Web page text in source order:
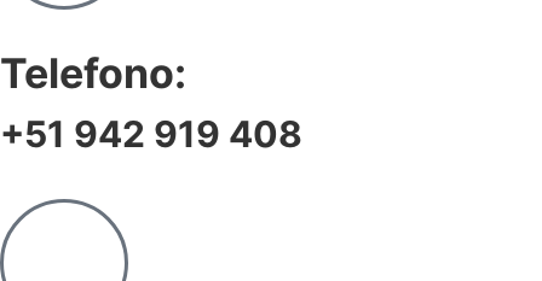
Telefono:
+51 942 919 408